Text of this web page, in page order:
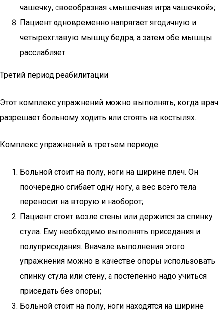
чашечку, своеобразная «мышечная игра чашечкой»;
Пациент одновременно напрягает ягодичную и
четырехглавую мышцу бедра, а затем обе мышцы
расслабляет.
Третий период реабилитации
Этот комплекс упражнений можно выполнять, когда врач
разрешает больному ходить или стоять на костылях.
Комплекс упражнений в третьем периоде:
Больной стоит на полу, ноги на ширине плеч. Он
поочередно сгибает одну ногу, а вес всего тела
переносит на вторую и наоборот;
Пациент стоит возле стены или держится за спинку
стула. Ему необходимо выполнять приседания и
полуприседания. Вначале выполнения этого
упражнения можно в качестве опоры использовать
спинку стула или стену, а постепенно надо учиться
приседать без опоры;
Больной стоит на полу, ноги находятся на ширине